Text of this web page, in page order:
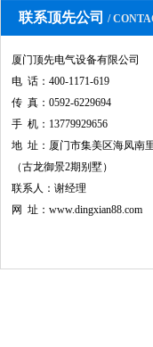
联系顶先公司 /
厦门顶先电气设备有限公司
电 话：400-1171-619
传 真：0592-6229694
手 机：13779929656
地 址：厦门市集美区海凤南
（古龙御景2期别墅）
联系人：谢经理
网 址：www.dingxian88.com